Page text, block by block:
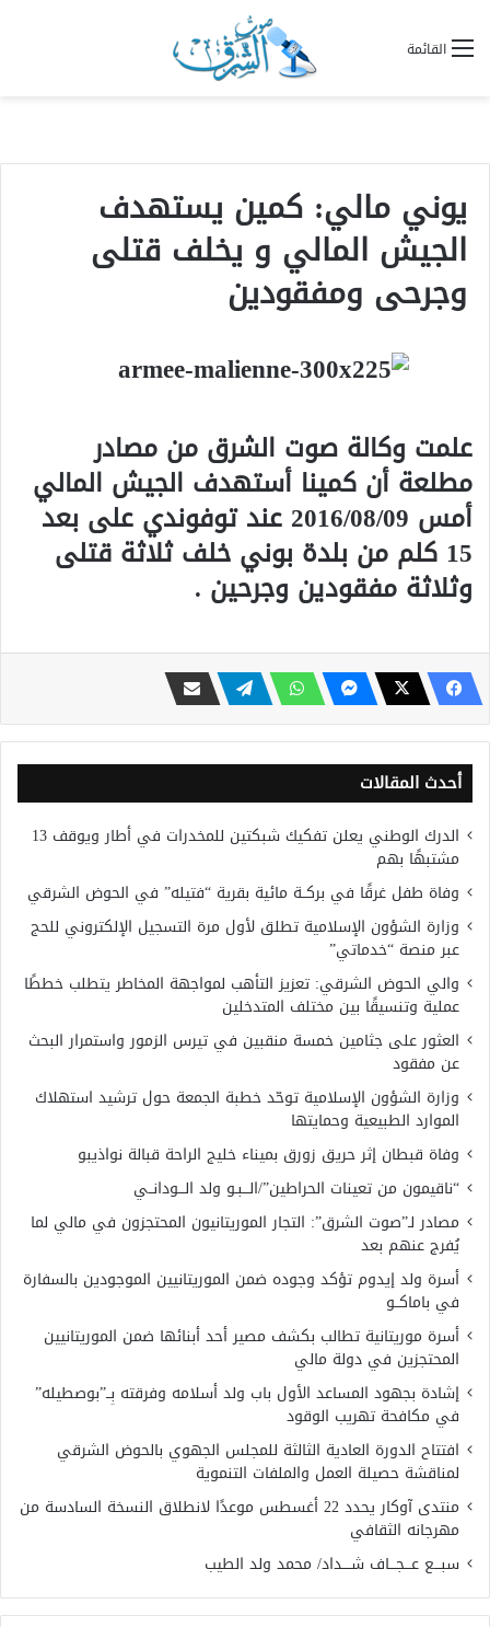
القائمة
يوني مالي: كمين يستهدف
الجيش المالي و يخلف قتلى
وجرحى ومفقودين
علمت وكالة صوت الشرق من مصادر
مطلعة أن كمينا أستهدف الجيش المالي
أمس 2016/08/09 عند توفوندي على بعد
15 كلم من بلدة بوني خلف ثلاثة قتلى
وثلاثة مفقودين وجرحين .
أحدث المقالات
الدرك الوطني يعلن تفكيك شبكتين للمخدرات في أطار ويوقف 13
مشتبهًا بهم
وفاة طفل غرقًا في بركــة مائية بقرية “فتيله” في الحوض الشرقي
وزارة الشؤون الإسلامية تطلق لأول مرة التسجيل الإلكتروني للحج
عبر منصة “خدماتي”
والي الحوض الشرقي: تعزيز التأهب لمواجهة المخاطر يتطلب خططًا
عملية وتنسيقًا بين مختلف المتدخلين
العثور على جثامين خمسة منقبين في تيرس الزمور واستمرار البحث
عن مفقود
وزارة الشؤون الإسلامية توحّد خطبة الجمعة حول ترشيد استهلاك
الموارد الطبيعية وحمايتها
وفاة قبطان إثر حريق زورق بميناء خليج الراحة قبالة نواذيبو
“ناقيمون من تعينات الحراطين”/الـــبـو ولد الـــودانــي
مصادر لـ”صوت الشرق”: التجار الموريتانيون المحتجزون في مالي لما
يُفرج عنهم بعد
أسرة ولد إيدوم تؤكد وجوده ضمن الموريتانيين الموجودين بالسفارة
في باماكــو
أسرة موريتانية تطالب بكشف مصير أحد أبنائها ضمن الموريتانيين
المحتجزين في دولة مالي
إشادة بجهود المساعد الأول باب ولد أسلامه وفرقته بِــ”بوصطيله”
في مكافحة تهريب الوقود
افتتاح الدورة العادية الثالثة للمجلس الجهوي بالحوض الشرقي
لمناقشة حصيلة العمل والملفات التنموية
منتدى آوكار يحدد 22 أغسطس موعدًا لانطلاق النسخة السادسة من
مهرجانه الثقافي
سبـــع عـــجـــاف شــــداد/ محمد ولد الطيب